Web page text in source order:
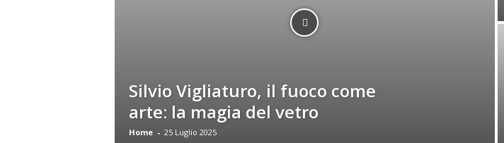
Silvio Vigliaturo, il fuoco come
arte: la magia del vetro
Home - 25 Luglio 2025